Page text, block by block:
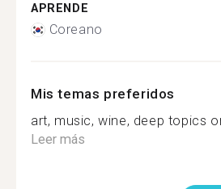
APRENDE
Coreano
Mis temas preferidos
art, music, wine, deep topics
Leer más